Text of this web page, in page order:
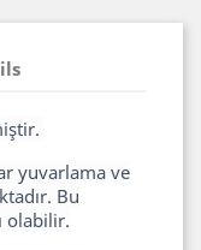
yuvarlama ve
Bu
olabilir.